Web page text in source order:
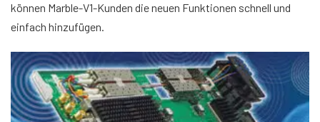
können Marble-V1-Kunden die neuen Funktionen schnell und
einfach hinzufügen.